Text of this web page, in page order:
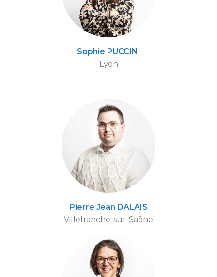
Sophie PUCCINI
Lyon
Pierre Jean DALAIS
Villefranche-sur-Saône